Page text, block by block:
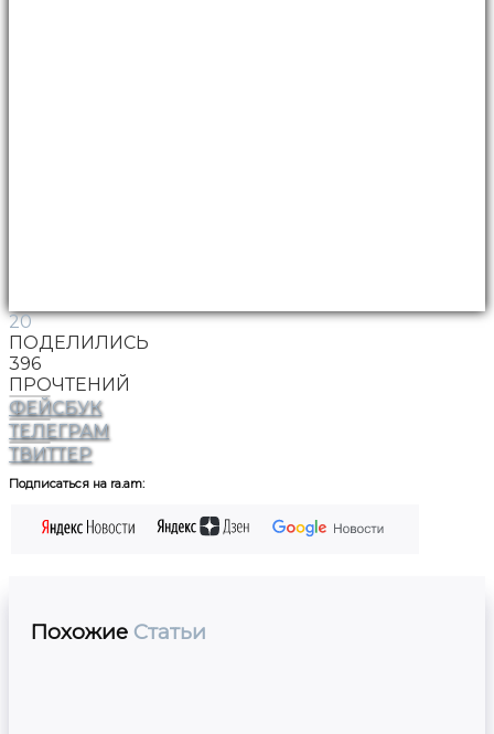
20
ПОДЕЛИЛИСЬ
396
ПРОЧТЕНИЙ
ФЕЙСБУК
ТЕЛЕГРАМ
ТВИТТЕР
Подписаться на ra.am:
Похожие Статьи